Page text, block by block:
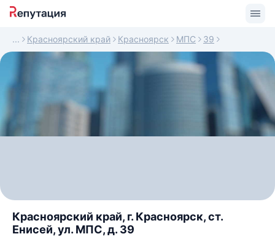
Красноярский край Красноярск МПС 39
Красноярский край, г. Красноярск, ст.
Енисей, ул. МПС, д. 39